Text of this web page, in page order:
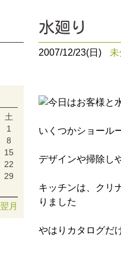
水廻り
2007/12/23(日)
今日はお客様と
いくつかショール
デザインや掃除し
キッチンは、クリ
りました
やはりカタログだ
土
1
8
15
22
29
翌月